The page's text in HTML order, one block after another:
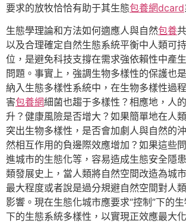
要求的放牧恰恰有助于其生態包養網dcard
生態學理論和方法如何適應人與自然包養
以及合理確定自然生態系統平衡中人類可
位，是避免科技支撐在需求強依賴性中產
問題。事實上，強調生物多樣性的保護也
納入生態多樣性系統中，在生物多樣性過
害包養網細菌也趨于多樣性？相應地，人
升？健康風險是否增大？如果簡單地在人
突出生物多樣性，是否會加劇人與自然的
然相互作用的負邊際效應增加？如果這些
進城市的生態化等，容易造成生態安全隱
類發展史上，當人類將自然空間改造為城
最大程度或者說是過分規避自然空間對人
影響。現在生態化城市應要求“控制”下的
下的生態系統多樣性，以實現正效應最大